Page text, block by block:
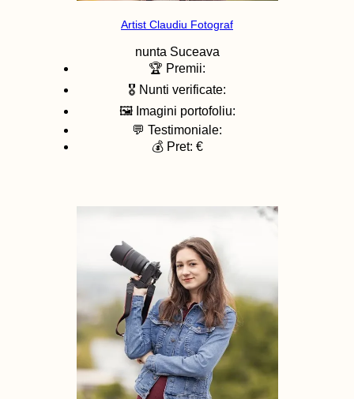
Artist Claudiu Fotograf
nunta Suceava
🏆 Premii:
🎖️ Nunti verificate:
🖼️ Imagini portofoliu:
💬 Testimoniale:
💰 Pret: €